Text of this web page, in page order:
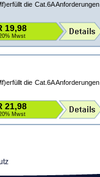
die Cat.6A Anforderungen
19,98
Mwst
die Cat.6A Anforderungen
21,98
Mwst